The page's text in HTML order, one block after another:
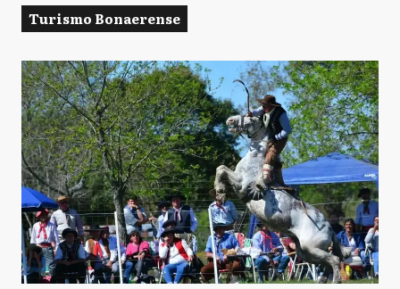
Turismo Bonaerense